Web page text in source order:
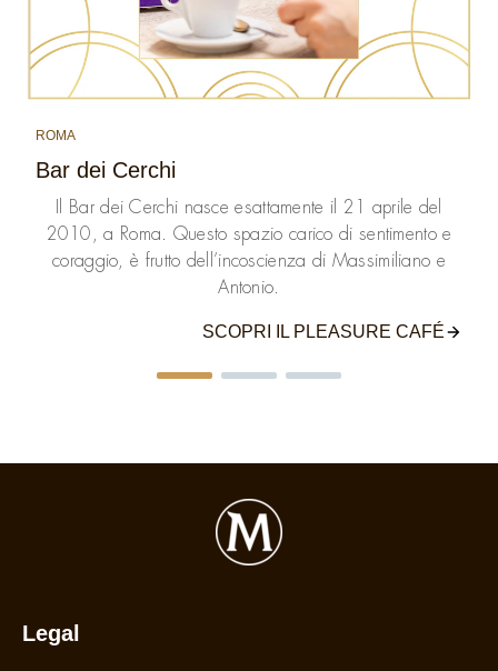
ROMA
Bar dei Cerchi
Il Bar dei Cerchi nasce esattamente il 21 aprile del
2010, a Roma. Questo spazio carico di sentimento e
coraggio, è frutto dell’incoscienza di Massimiliano e
Antonio.
SCOPRI IL PLEASURE CAFÉ
Legal